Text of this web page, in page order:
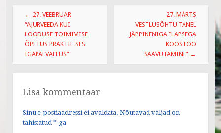
o
o
k
Post
navigation
← 27. VEEBRUAR
“AJURVEEDA KUI
LOODUSE TOIMIMISE
ÕPETUS PRAKTILISES
IGAPÄEVAELUS”
27. MÄRTS
VESTLUSÕHTU TANEL
JÄPPINENIGA “LAPSEGA
KOOSTÖÖ
SAAVUTAMINE” →
Lisa kommentaar
Sinu e-postiaadressi ei avaldata. Nõutavad väljad on
tähistatud *-ga